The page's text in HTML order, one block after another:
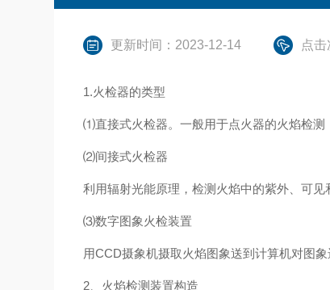
更新时间：2023-12-14 点
1.火检器的类型
⑴直接式火检器。一般用于点火器的火焰检测
⑵间接式火检器
利用辐射光能原理，检测火焰中的紫外、可见
⑶数字图象火检装置
用CCD摄象机摄取火焰图象送到计算机对图
2、火焰检测装置构造